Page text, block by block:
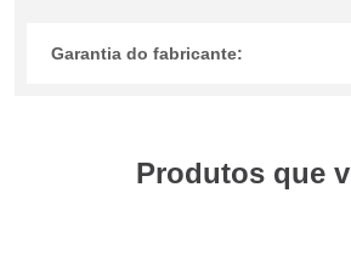
Garantia do fabricante:
Produtos que